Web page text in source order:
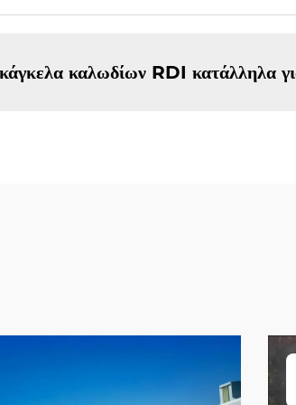
καλωδίων RDI κατάλληλα